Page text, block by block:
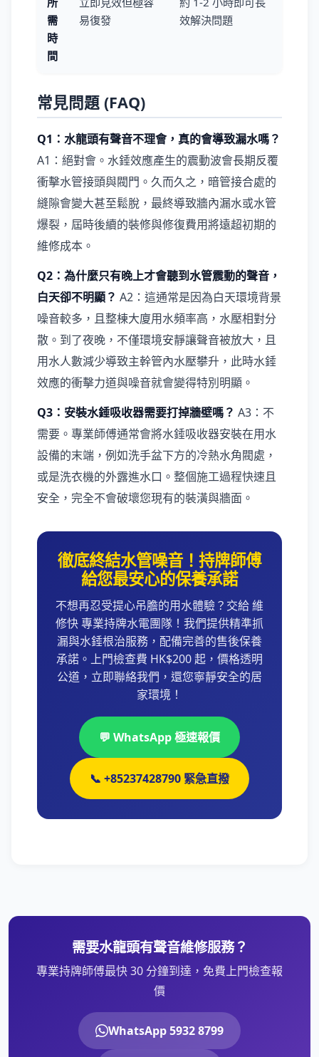
需
時
間
易復發
效解決問題
常見問題 (FAQ)
Q1：水龍頭有聲音不理會，真的會導致漏水嗎？
A1：絕對會。水錘效應產生的震動波會長期反覆
衝擊水管接頭與閥門。久而久之，暗管接合處的
縫隙會變大甚至鬆脫，最終導致牆內漏水或水管
爆裂，屆時後續的裝修與修復費用將遠超初期的
維修成本。
Q2：為什麼只有晚上才會聽到水管震動的聲音，
白天卻不明顯？ A2：這通常是因為白天環境背景
噪音較多，且整棟大廈用水頻率高，水壓相對分
散。到了夜晚，不僅環境安靜讓聲音被放大，且
用水人數減少導致主幹管內水壓攀升，此時水錘
效應的衝擊力道與噪音就會變得特別明顯。
Q3：安裝水錘吸收器需要打掉牆壁嗎？ A3：不
需要。專業師傅通常會將水錘吸收器安裝在用水
設備的末端，例如洗手盆下方的冷熱水角閥處，
或是洗衣機的外露進水口。整個施工過程快速且
安全，完全不會破壞您現有的裝潢與牆面。
徹底終結水管噪音！持牌師傅
給您最安心的保養承諾
不想再忍受提心吊膽的用水體驗？交給 維
修快 專業持牌水電團隊！我們提供精準抓
漏與水錘根治服務，配備完善的售後保養
承諾。上門檢查費 HK$200 起，價格透明
公道，立即聯絡我們，還您寧靜安全的居
家環境！
💬 WhatsApp 極速報價
📞 +85237428790 緊急直撥
需要水龍頭有聲音維修服務？
專業持牌師傅最快 30 分鐘到達，免費上門檢查報
價
WhatsApp 5932 8799